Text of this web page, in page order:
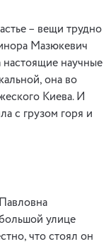
– вещи трудно
Мазюкевич
настоящие научные
она во
Киева. И
с грузом горя и
улице
что стоял он